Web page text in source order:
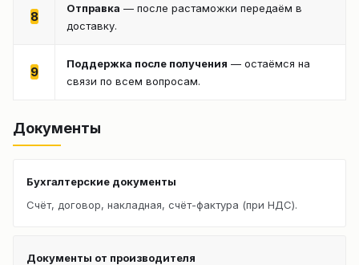
8
Отправка — после растаможки передаём в
доставку.
9
Поддержка после получения — остаёмся на
связи по всем вопросам.
Документы
Бухгалтерские документы
Счёт, договор, накладная, счёт-фактура (при НДС).
Документы от производителя